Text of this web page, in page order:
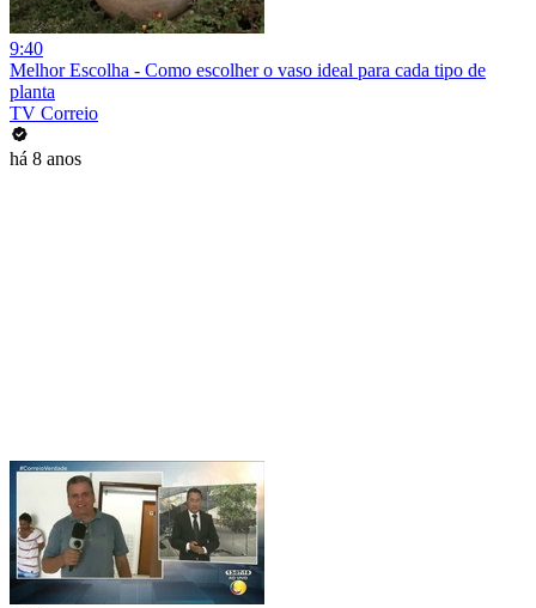
9:40
Melhor Escolha - Como escolher o vaso ideal para cada tipo de
planta
TV Correio
há 8 anos